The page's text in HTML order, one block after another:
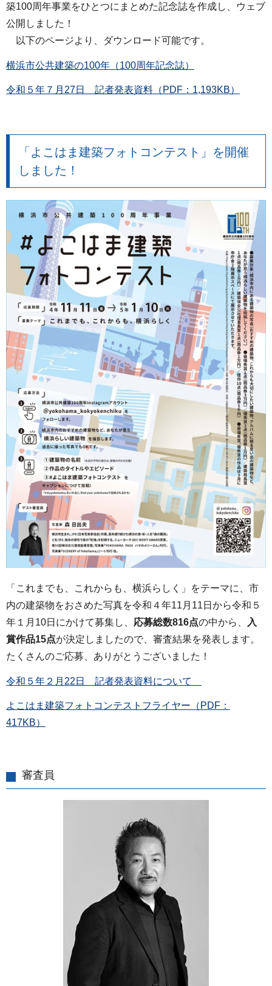
築100周年事業をひとつにまとめた記念誌を作成し、ウェブ
公開しました！
以下のページより、ダウンロード可能です。
横浜市公共建築の100年（100周年記念誌）
令和５年７月27日 記者発表資料（PDF：1,193KB）
「よこはま建築フォトコンテスト」を開催
しました！
「これまでも、これからも、横浜らしく」をテーマに、市
内の建築物をおさめた写真を令和４年11⽉11⽇から令和５
年１⽉10⽇にかけて募集し、 応募総数816点の中から、
入
賞作品15点が決定しましたので、審査結果を発表します。
たくさんのご応募、ありがとうございました！
令和５年２月22日 記者発表資料について
よこはま建築フォトコンテストフライヤー（PDF：
417KB）
審査員